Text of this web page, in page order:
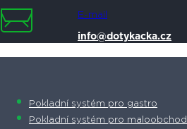
E-mail
info@dotykacka.cz
Pokladní systém pro gastro
Pokladní systém pro maloobchod